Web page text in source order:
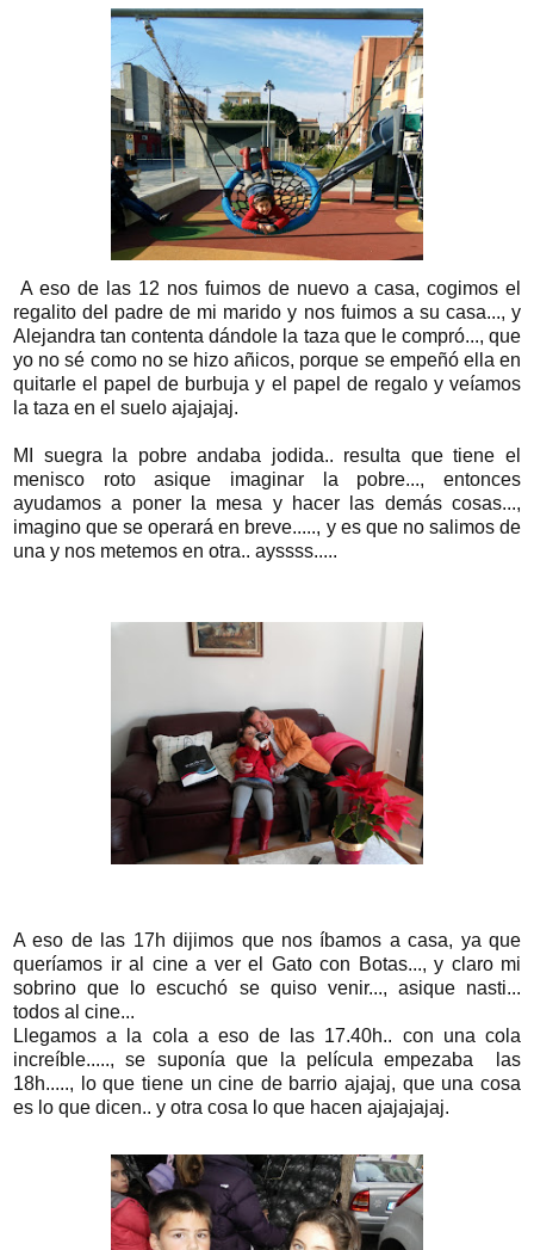
A eso de las 12 nos fuimos de nuevo a casa, cogimos el
regalito del padre de mi marido y nos fuimos a su casa..., y
Alejandra tan contenta dándole la taza que le compró..., que
yo no sé como no se hizo añicos, porque se empeñó ella en
quitarle el papel de burbuja y el papel de regalo y veíamos
la taza en el suelo ajajajaj.
MI suegra la pobre andaba jodida.. resulta que tiene el
menisco roto asique imaginar la pobre..., entonces
ayudamos a poner la mesa y hacer las demás cosas...,
imagino que se operará en breve....., y es que no salimos de
una y nos metemos en otra.. ayssss.....
A eso de las 17h dijimos que nos íbamos a casa, ya que
queríamos ir al cine a ver el Gato con Botas..., y claro mi
sobrino que lo escuchó se quiso venir..., asique nasti...
todos al cine...
Llegamos a la cola a eso de las 17.40h.. con una cola
increíble....., se suponía que la película empezaba las
18h....., lo que tiene un cine de barrio ajajaj, que una cosa
es lo que dicen.. y otra cosa lo que hacen ajajajajaj.